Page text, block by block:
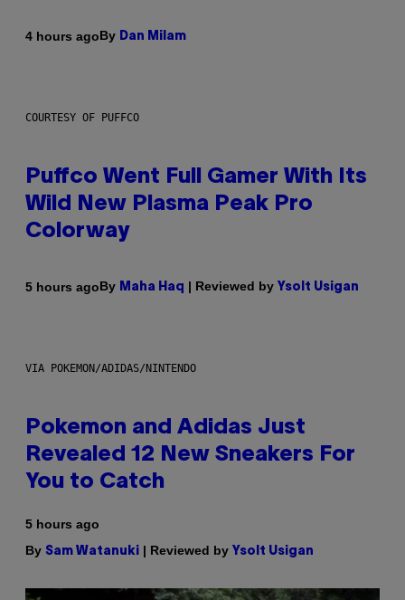
4 hours agoBy Dan Milam
COURTESY OF PUFFCO
Puffco Went Full Gamer With Its
Wild New Plasma Peak Pro
Colorway
5 hours agoBy Maha Haq | Reviewed by Ysolt Usigan
VIA POKEMON/ADIDAS/NINTENDO
Pokemon and Adidas Just
Revealed 12 New Sneakers For
You to Catch
5 hours ago
By Sam Watanuki | Reviewed by Ysolt Usigan